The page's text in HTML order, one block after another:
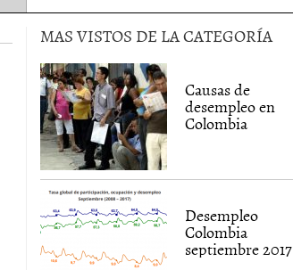
MAS VISTOS DE LA CATEGORÍA
Causas de
desempleo en
Colombia
Desempleo
Colombia
septiembre 2017